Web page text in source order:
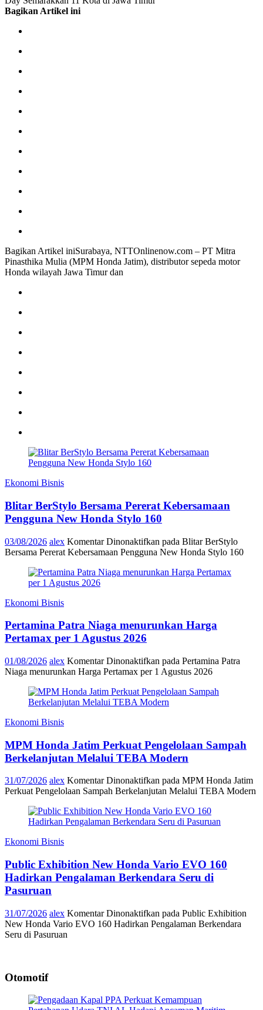
Bagikan Artikel ini
Bagikan Artikel iniSurabaya, NTTOnlinenow.com – PT Mitra
Pinasthika Mulia (MPM Honda Jatim), distributor sepeda motor
Honda wilayah Jawa Timur dan
Ekonomi Bisnis
Blitar BerStylo Bersama Pererat Kebersamaan
Pengguna New Honda Stylo 160
03/08/2026 alex Komentar Dinonaktifkan pada Blitar BerStylo
Bersama Pererat Kebersamaan Pengguna New Honda Stylo 160
Ekonomi Bisnis
Pertamina Patra Niaga menurunkan Harga
Pertamax per 1 Agustus 2026
01/08/2026 alex Komentar Dinonaktifkan pada Pertamina Patra
Niaga menurunkan Harga Pertamax per 1 Agustus 2026
Ekonomi Bisnis
MPM Honda Jatim Perkuat Pengelolaan Sampah
Berkelanjutan Melalui TEBA Modern
31/07/2026 alex Komentar Dinonaktifkan pada MPM Honda Jatim
Perkuat Pengelolaan Sampah Berkelanjutan Melalui TEBA Modern
Ekonomi Bisnis
Public Exhibition New Honda Vario EVO 160
Hadirkan Pengalaman Berkendara Seru di
Pasuruan
31/07/2026 alex Komentar Dinonaktifkan pada Public Exhibition
New Honda Vario EVO 160 Hadirkan Pengalaman Berkendara
Seru di Pasuruan
Otomotif